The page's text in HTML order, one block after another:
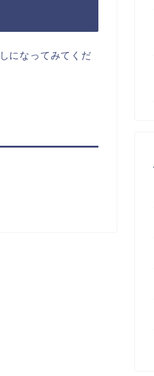
になってみてくだ